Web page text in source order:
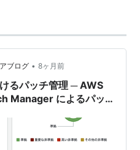
ある。課金は、インスタン
に応じて行われる。
ス「EC2」を無料提供……
年10月22日(金）
ブログ • 8ヶ月前
るパッチ管理 ─ AWS
Manager によるパッ